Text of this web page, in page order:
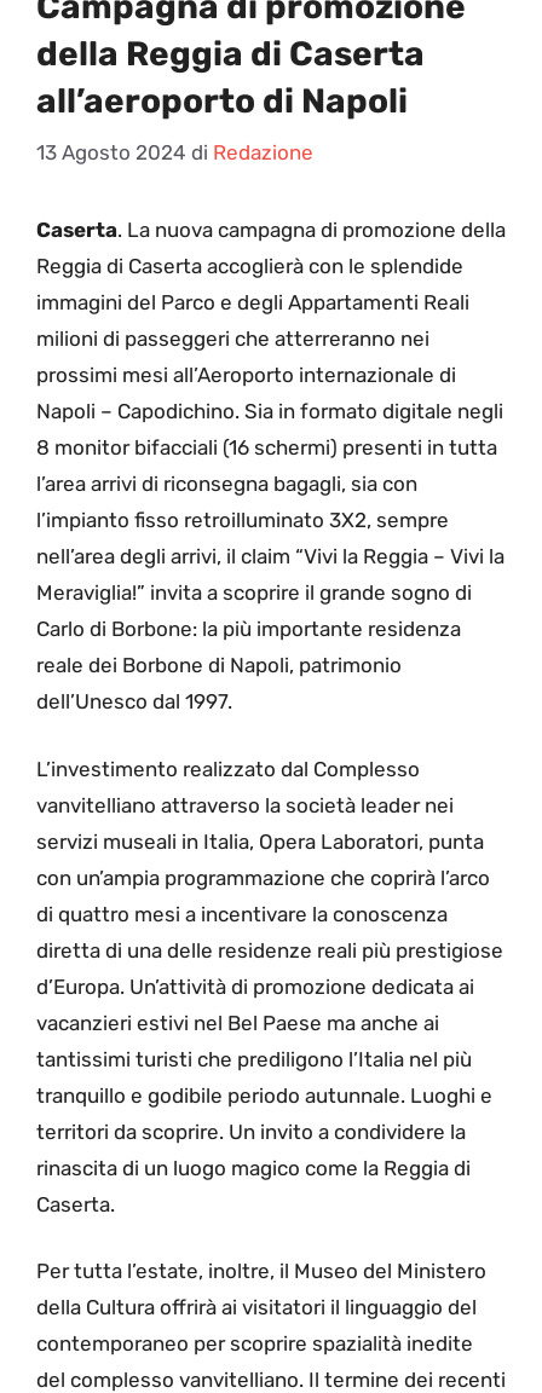
della Reggia di Caserta
all’aeroporto di Napoli
13 Agosto 2024 di Redazione
Caserta. La nuova campagna di promozione della
Reggia di Caserta accoglierà con le splendide
immagini del Parco e degli Appartamenti Reali
milioni di passeggeri che atterreranno nei
prossimi mesi all’Aeroporto internazionale di
Napoli – Capodichino. Sia in formato digitale negli
8 monitor bifacciali (16 schermi) presenti in tutta
l’area arrivi di riconsegna bagagli, sia con
l’impianto fisso retroilluminato 3X2, sempre
nell’area degli arrivi, il claim “Vivi la Reggia – Vivi la
Meraviglia!” invita a scoprire il grande sogno di
Carlo di Borbone: la più importante residenza
reale dei Borbone di Napoli, patrimonio
dell’Unesco dal 1997.
L’investimento realizzato dal Complesso
vanvitelliano attraverso la società leader nei
servizi museali in Italia, Opera Laboratori, punta
con un’ampia programmazione che coprirà l’arco
di quattro mesi a incentivare la conoscenza
diretta di una delle residenze reali più prestigiose
d’Europa. Un’attività di promozione dedicata ai
vacanzieri estivi nel Bel Paese ma anche ai
tantissimi turisti che prediligono l’Italia nel più
tranquillo e godibile periodo autunnale. Luoghi e
territori da scoprire. Un invito a condividere la
rinascita di un luogo magico come la Reggia di
Caserta.
Per tutta l’estate, inoltre, il Museo del Ministero
della Cultura offrirà ai visitatori il linguaggio del
contemporaneo per scoprire spazialità inedite
del complesso vanvitelliano. Il termine dei recenti